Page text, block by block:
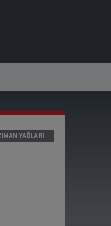
YAĞLARI